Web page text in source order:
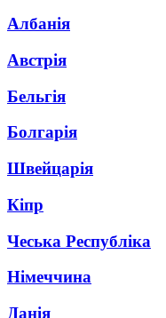
Албанія
Австрія
Бельгія
Болгарія
Швейцарія
Кіпр
Чеська Республіка
Німеччина
Данія